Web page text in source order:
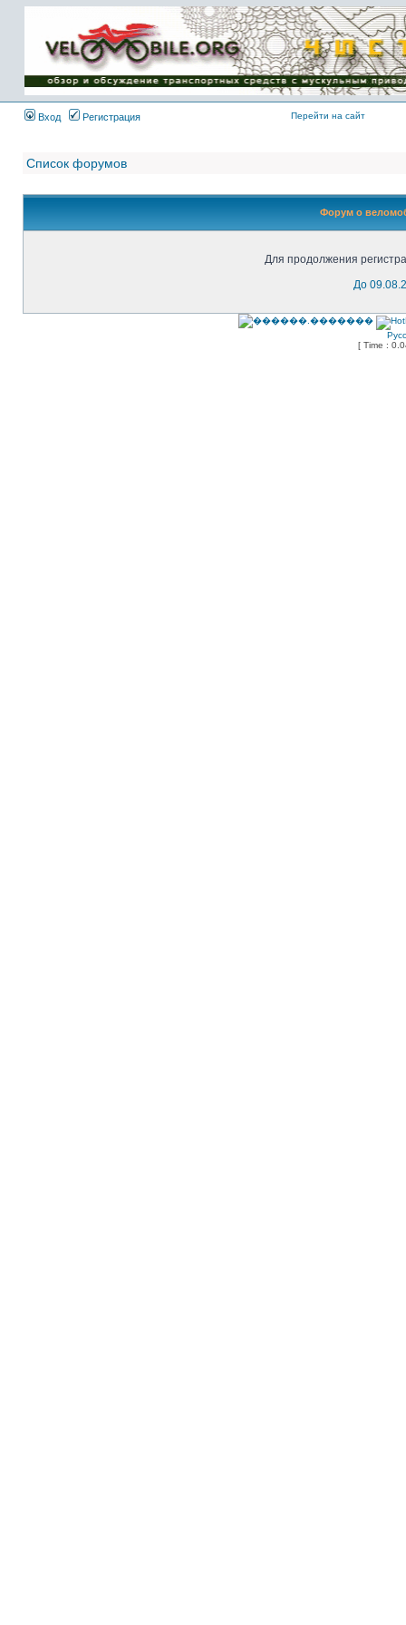
Имя пользователя:
Пароль:
{ LOG_ME_IN_SHORT
}
Вход
Регистрация Перейти на сайт
Список форумов
Форум о
Для продолжения
До
[ Time :